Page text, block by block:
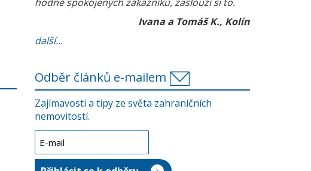
Ivana a Tomáš K., Kolín
další...
Odběr článků e-mailem
Zajímavosti a tipy ze světa zahraničních
nemovitostí.